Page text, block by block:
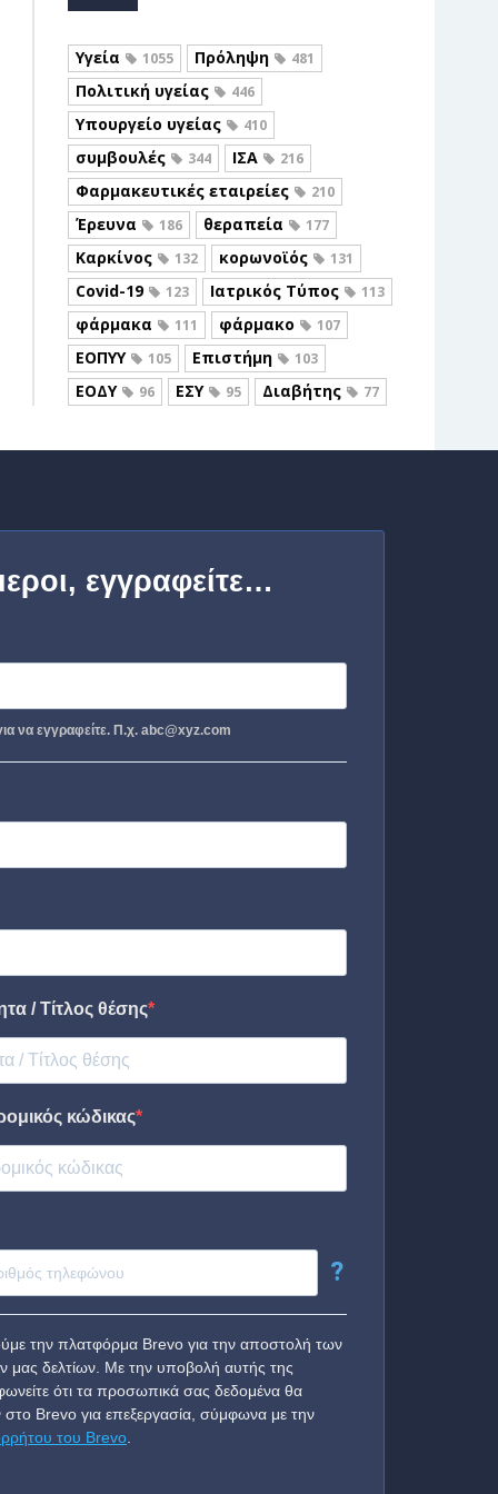
Υγεία 1055 Πρόληψη 481
Πολιτική υγείας 446
Υπουργείο υγείας 410
συμβουλές 344 ΙΣΑ 216
Φαρμακευτικές εταιρείες 210
Έρευνα 186 θεραπεία 177
Καρκίνος 132 κορωνοϊός 131
Covid-19 123 Ιατρικός Τύπος 113
φάρμακα 111 φάρμακο 107
ΕΟΠΥΥ 105 Επιστήμη 103
ΕΟΔΥ 96 ΕΣΥ 95 Διαβήτης 77
εγγραφείτε…
να εγγραφείτε. Π.χ. abc@xyz.com
/ Τίτλος θέσης
κώδικας
?
την πλατφόρμα Brevo για την αποστολή των
μας δελτίων. Με την υποβολή αυτής της
ότι τα προσωπικά σας δεδομένα θα
στο Brevo για επεξεργασία, σύμφωνα με την
του Brevo